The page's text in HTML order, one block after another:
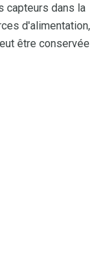
capteurs dans la
d'alimentation,
être conservée